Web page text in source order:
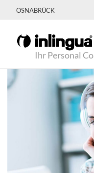
OSNABRÜCK
Ihr Personal